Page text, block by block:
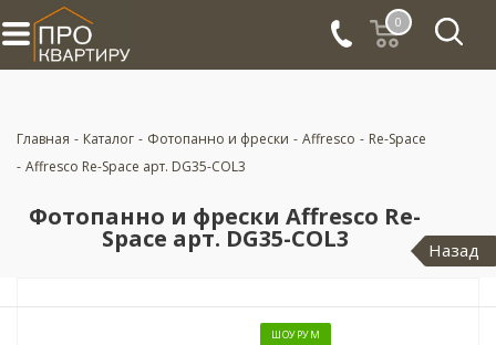
0
Главная - Каталог - Фотопанно и фрески - Affresco - Re-Space
- Affresco Re-Space арт. DG35-COL3
Фотопанно и фрески Affresco Re-
Space арт. DG35-COL3 Назад
ШОУРУМ